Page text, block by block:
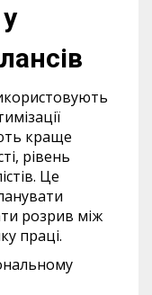
краще
рівень
Це
розрив між
праці.